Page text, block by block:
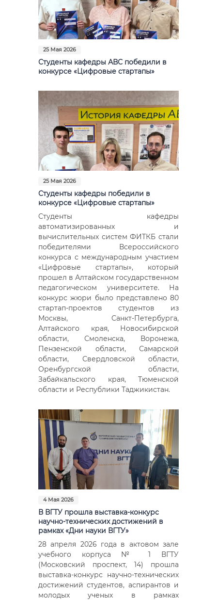
25 Мая 2026
Студенты кафедры АВС победили в
конкурсе «Цифровые стартапы»
25 Мая 2026
Студенты кафедры победили в
конкурсе «Цифровые стартапы»
Студенты кафедры
автоматизированных и
вычислительных систем ФИТКБ стали
победителями Всероссийского
конкурса с международным участием
«Цифровые стартапы», который
прошел в Алтайском государственном
педагогическом университете. На
конкурс жюри было представлено 80
стартап-проектов студентов из
Москвы, Санкт-Петербурга,
Алтайского края, Новосибирской
области, Смоленска, Воронежа,
Пензенской области, Самарской
области, Свердловской области,
Оренбургской области,
Забайкальского края, Тюменской
области и Республики Таджикистан.
4 Мая 2026
В ВГТУ прошла выставка-конкурс
научно-технических достижений в
рамках «Дни науки ВГТУ»
28 апреля 2026 года в актовом зале
учебного корпуса № 1 ВГТУ
(Московский проспект, 14) прошла
выставка-конкурс научно-технических
достижений студентов, аспирантов и
молодых ученых в рамках